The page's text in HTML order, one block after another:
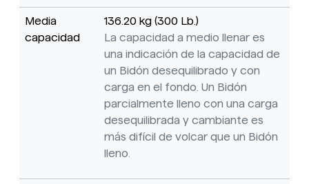
Media
capacidad
136.20 kg (300 Lb.)
La capacidad a medio llenar es
una indicación de la capacidad de
un Bidón desequilibrado y con
carga en el fondo. Un Bidón
parcialmente lleno con una carga
desequilibrada y cambiante es
más difícil de volcar que un Bidón
lleno.